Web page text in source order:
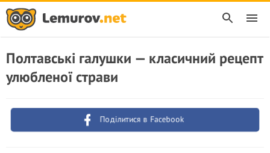
Полтавські галушки — класичний рецепт
улюбленої страви
Поділитися в Facebook